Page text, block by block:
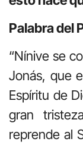
Palabra del
“Nínive se
Jonás, que
Espíritu de
gran
reprende al